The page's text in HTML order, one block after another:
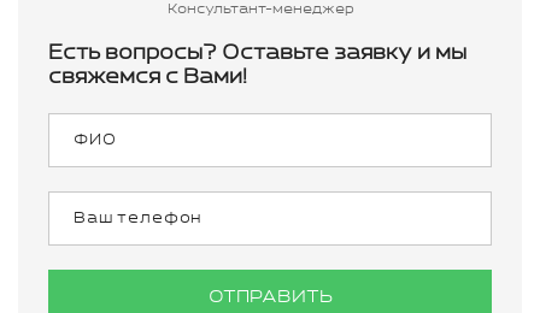
Консультант-менеджер
Есть вопросы? Оставьте заявку и мы
свяжемся с Вами!
ОТПРАВИТЬ